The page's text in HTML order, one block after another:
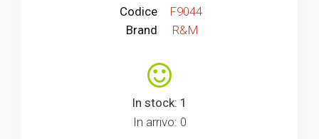
Codice
F9044
Brand
R&M
In stock: 1
In arrivo: 0